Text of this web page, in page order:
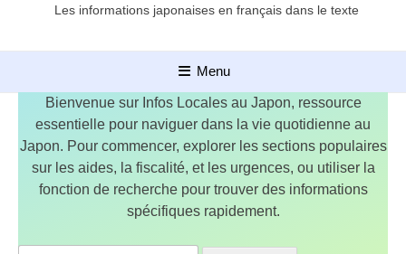
Les informations japonaises en français dans le texte
Menu
Bienvenue sur Infos Locales au Japon, ressource
essentielle pour naviguer dans la vie quotidienne au
Japon. Pour commencer, explorer les sections populaires
sur les aides, la fiscalité, et les urgences, ou utiliser la
fonction de recherche pour trouver des informations
spécifiques rapidement.